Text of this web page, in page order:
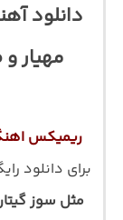
دانلود
مهیار
ریمیکس
برای دانلود
مثل سوز